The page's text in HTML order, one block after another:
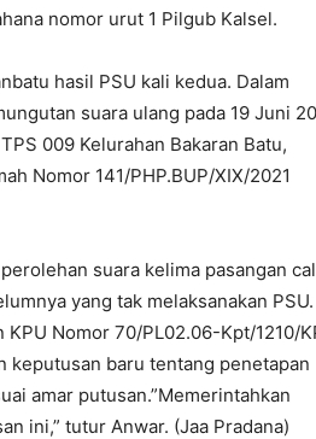
nomor urut 1 Pilgub Kalsel.
hasil PSU kali kedua. Dalam
suara ulang pada 19 Juni
009 Kelurahan Bakaran Batu,
Nomor 141/PHP.BUP/XIX/2021
suara kelima pasangan
yang tak melaksanakan PSU.
KPU Nomor 70/PL02.06-Kpt/1210/
keputusan baru tentang penetapan
amar putusan.”Memerintahkan
ini,” tutur Anwar. (Jaa Pradana)